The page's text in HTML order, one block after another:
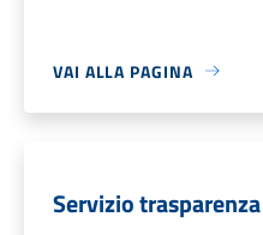
VAI ALLA PAGINA
Servizio trasparenza